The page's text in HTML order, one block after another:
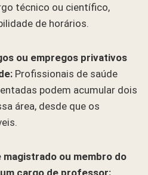
técnico ou científico,
de horários.
ou empregos privativos
Profissionais de saúde
podem acumular dois
área, desde que os
ou membro do
cargo de professor: